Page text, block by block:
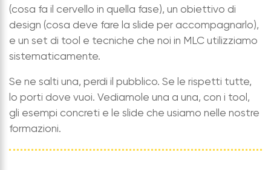
(cosa fa il cervello in quella fase), un obiettivo di
design (cosa deve fare la slide per accompagnarlo),
e un set di tool e tecniche che noi in MLC utilizziamo
sistematicamente.
Se ne salti una, perdi il pubblico. Se le rispetti tutte,
lo porti dove vuoi. Vediamole una a una, con i tool,
gli esempi concreti e le slide che usiamo nelle nostre
formazioni.